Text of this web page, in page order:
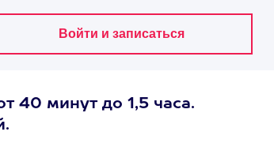
40 минут до 1,5 часа.